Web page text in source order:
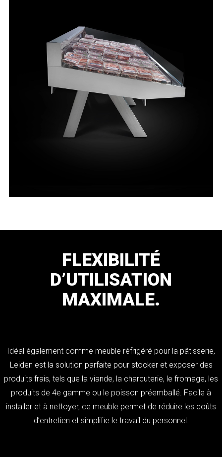
FLEXIBILITÉ
D’UTILISATION
MAXIMALE.
Idéal également comme meuble réfrigéré pour la pâtisserie,
Leiden est la solution parfaite pour stocker et exposer des
produits frais, tels que la viande, la charcuterie, le fromage, les
produits de 4e gamme ou le poisson préemballé. Facile à
installer et à nettoyer, ce meuble permet de réduire les coûts
d’entretien et simplifie le travail du personnel.